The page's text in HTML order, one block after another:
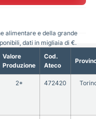
Valore
Produzione
Cod.
Ateco
2* 472420
alimentare e della grande
dati in migliaia di €.